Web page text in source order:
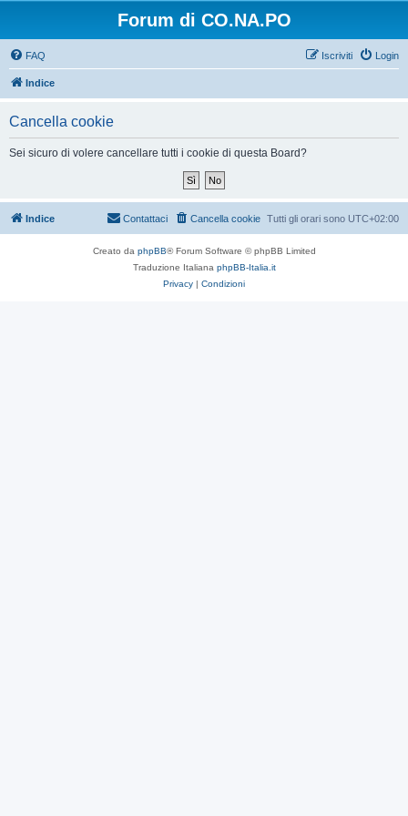
Forum di CO.NA.PO
FAQ Login
Iscriviti
Indice
Cancella cookie
Sei sicuro di volere cancellare tutti i cookie di questa Board?
Indice Tutti gli orari sono UTC+02:00
Cancella cookie
Contattaci
Creato da phpBB® Forum Software © phpBB Limited
Traduzione Italiana phpBB-Italia.it
Privacy | Condizioni